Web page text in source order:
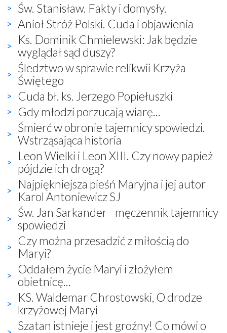
Św. Stanisław. Fakty i domysły.
Anioł Stróż Polski. Cuda i objawienia
Ks. Dominik Chmielewski: Jak będzie
wyglądał sąd duszy?
Śledztwo w sprawie relikwii Krzyża
Świętego
Cuda bł. ks. Jerzego Popiełuszki
Gdy młodzi porzucają wiarę...
Śmierć w obronie tajemnicy spowiedzi.
Wstrząsająca historia
Leon Wielki i Leon XIII. Czy nowy papież
pójdzie ich drogą?
Najpiękniejsza pieśń Maryjna i jej autor
Karol Antoniewicz SJ
Św. Jan Sarkander - męczennik tajemnicy
spowiedzi
Czy można przesadzić z miłością do
Maryi?
Oddałem życie Maryi i złożyłem
obietnicę...
KS. Waldemar Chrostowski, O drodze
krzyżowej Maryi
Szatan istnieje i jest groźny! Co mówi o